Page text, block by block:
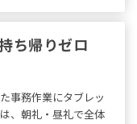
ち帰りゼロ
事務作業にタブレッ
、朝礼・昼礼で全体